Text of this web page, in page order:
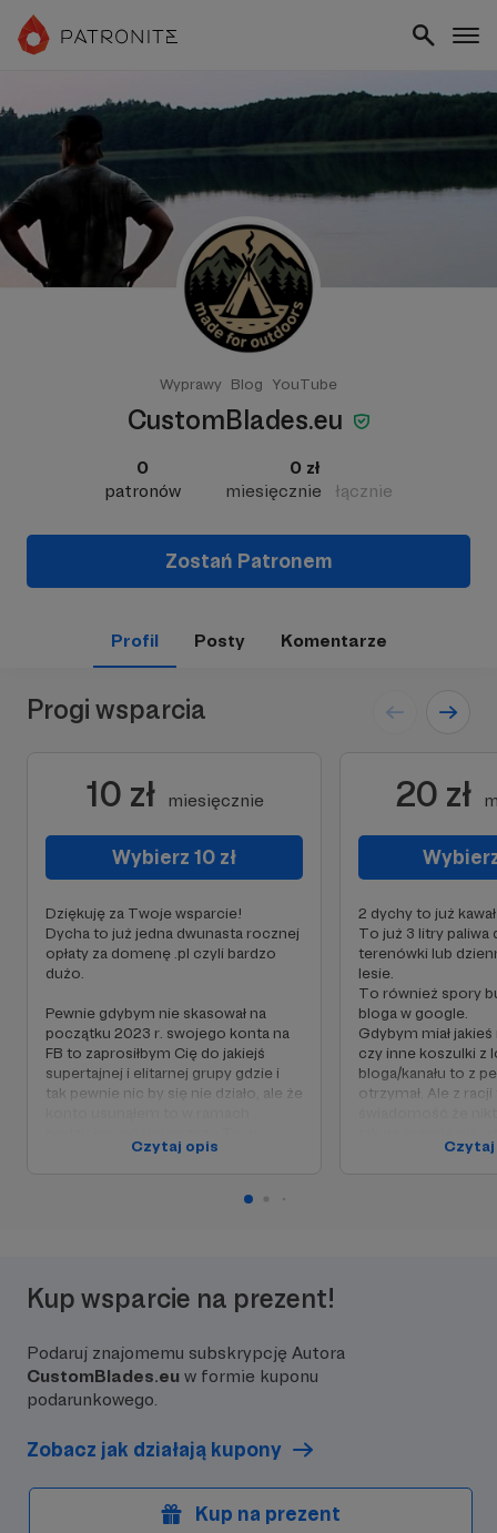
Wyprawy Blog YouTube
CustomBlades.eu
0
patronów
0 zł
miesięcznie
łącznie
Zostań Patronem
Profil Posty Komentarze
Progi wsparcia
10 zł miesięcznie
Wybierz 10 zł
Dziękuję za Twoje wsparcie!
Dycha to już jedna dwunasta rocznej
opłaty za domenę .pl czyli bardzo
dużo.
Pewnie gdybym nie skasował na
początku 2023 r. swojego konta na
FB to zaprosiłbym Cię do jakiejś
supertajnej i elitarnej grupy gdzie i
tak pewnie nic by się nie działo, ale że
imię/nick w sekcji "patroni" na
Otrzymasz również namiary na maila
Czytaj opis
20 zł
2 dychy to już
To już 3 litry paliwa
terenówki lub
lesie.
To również spory
bloga w google.
Gdybym miał
czy inne koszulki z
bloga/kanału to z
otrzymał. Ale z
potrzebuje to nie
Kup wsparcie na prezent!
Podaruj znajomemu subskrypcję Autora
CustomBlades.eu w formie kuponu
podarunkowego.
Zobacz jak działają kupony
Kup na prezent